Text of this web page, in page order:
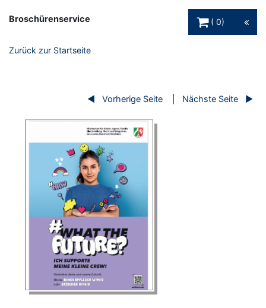
Broschürenservice
0
Zurück zur Startseite
Vorherige Seite Nächste Seite